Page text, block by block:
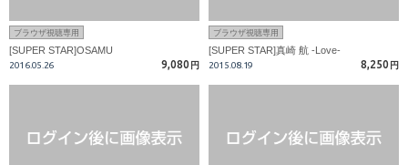
ブラウザ視聴専用
[SUPER STAR]OSAMU
2016.05.26 9,080 円
ブラウザ視聴専用
[SUPER STAR]真崎 航 -Love-
2015.08.19 8,250 円